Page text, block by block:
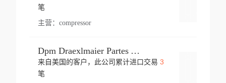
笔
主营： compressor
Dpm Draexlmaier Partes Automotrices Corr Ind Huejotzingo
来自美国的客户，此公司累计进口交易 3
笔